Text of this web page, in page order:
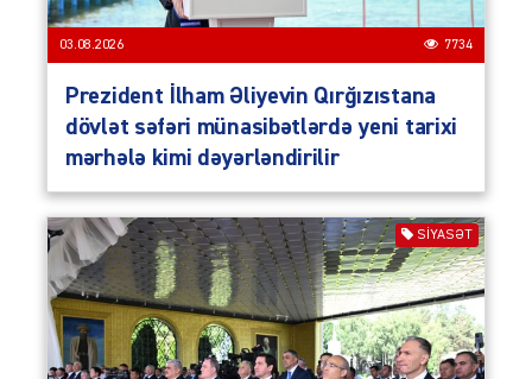
03.08.2026 7734
Prezident İlham Əliyevin Qırğızıstana
dövlət səfəri münasibətlərdə yeni tarixi
mərhələ kimi dəyərləndirilir
SIYASƏT